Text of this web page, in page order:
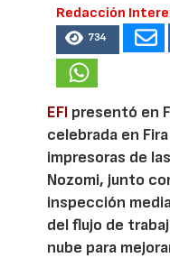
Redacción
734
EFI presentó en
celebrada en
impresoras de
Nozomi, junto
inspección
del flujo de
nube para